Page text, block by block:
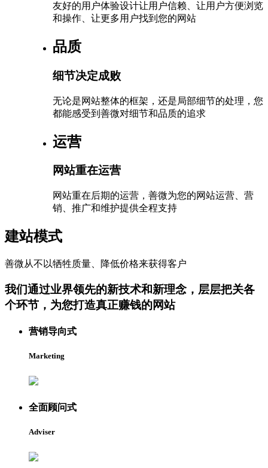
友好的用户体验设计让用户信赖、让用户方便浏览
和操作、让更多用户找到您的网站
品质
细节决定成败
无论是网站整体的框架，还是局部细节的处理，您
都能感受到善微对细节和品质的追求
运营
网站重在运营
网站重在后期的运营，善微为您的网站运营、营
销、推广和维护提供全程支持
建站模式
善微从不以牺牲质量、降低价格来获得客户
我们通过业界领先的新技术和新理念，层层把关各
个环节，为您打造真正赚钱的网站
营销导向式
Marketing
全面顾问式
Adviser